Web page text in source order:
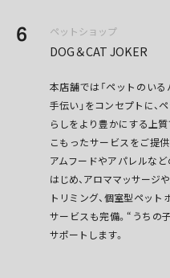
6 ペットショップ
DOG＆CAT JOKER
本店舗では「ペットのい
手伝い」をコンセプトに、
らしをより豊かにする上
こもったサービスをご提
アムフードやアパレルな
はじめ、アロママッサージ
トリミング、個室型ペット
サービスも完備。“うちの
サポートします。